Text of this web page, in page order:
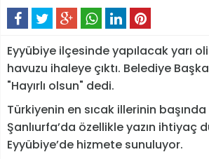
Eyyübiye ilçesinde yapılacak yarı
havuzu ihaleye çıktı. Belediye
"Hayırlı olsun" dedi.
Türkiyenin en sıcak illerinin
Şanlıurfa’da özellikle yazın ihtiyaç
Eyyübiye’de hizmete sunuluyor.